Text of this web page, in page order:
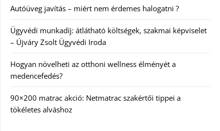
Autóüveg javítás – miért nem érdemes halogatni ?
Ügyvédi munkadíj: átlátható költségek, szakmai képviselet
– Újváry Zsolt Ügyvédi Iroda
Hogyan növelheti az otthoni wellness élményét a
medencefedés?
90×200 matrac akció: Netmatrac szakértői tippei a
tökéletes alváshoz